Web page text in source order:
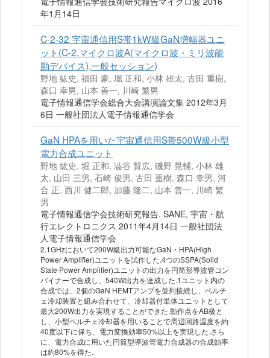
年1月14日
C-2-32 宇宙通信用S帯1kW級GaN増幅器ユニ
ット(C-2.マイクロ波A(マイクロ波・ミリ波能
動デバイス),一般セッション)
野地 紘史, 福田 豪, 堀 正和, 小林 雄太, 古田 重樹,
森口 幸男, 山本 善一, 川崎 繁男
電子情報通信学会総合大会講演論文集 2012年3月
6日 一般社団法人電子情報通信学会
GaN HPAを用いた宇宙通信用S帯500W級小型
電力合成ユニット
野地 紘史, 堀 正和, 澁谷 賢広, 磯野 晃輔, 小林 雄
太, 山田 三男, 石崎 俊男, 古田 重樹, 森口 幸男, 河
合 正, 西川 健二郎, 加藤 隆二, 山本 善一, 川崎 繁
男
電子情報通信学会技術研究報告. SANE, 宇宙・航
行エレクトロニクス 2011年4月14日 一般社団法
人電子情報通信学会
2.1GHzにおいて200W級出力可能なGaN・HPA(High
Power Amplifier)ユニットを試作した.4つのSSPA(Solid
State Power Amplifier)ユニットの出力を円筒形導波管コン
バイナーで合成し、540W出力を達成した.1ユニット内の
合成では、2個のGaN HEMTアンプを並列接続し、ペルチ
ェ冷却装置と組み合わせて、冷却器付単体ユニットとして
最大200W出力を実現することができた.動作点をAB級と
し、小型ペルチェ冷却器を用いることで周辺回路温度を約
40度以下に保ち、電力変換効率50%以上を実現した.さら
に、電力合成に用いた円筒型導波管電力合成器の合成効率
は約80%を得た.